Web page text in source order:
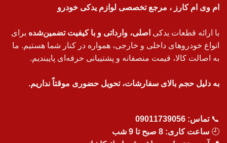
ام وی ام کارز ، مرجع تخصصی لوازم یدکی خودرو
با ارائه قطعات یدکی اصلی، وارداتی و با کیفیت تضمین‌شده برای
انواع خودروهای داخلی و خارجی، همواره در کنار شما هستیم. ما
به اصالت کالا، قیمت منصفانه و پشتیبانی حرفه‌ای پایبندیم.
به دلیل حجم بالای سفارشات، تحویل حضوری موقتاً نداریم.
📞تماس: 09011739056
🕘 ساعت کاری: 8 صبح تا 9 شب